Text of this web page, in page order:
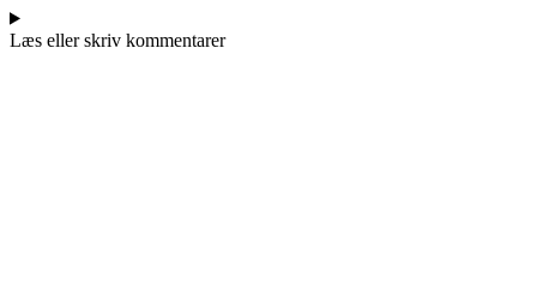
Læs eller skriv kommentarer